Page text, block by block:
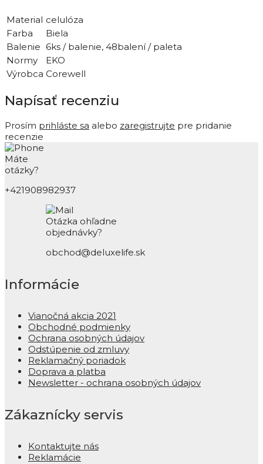
Material celulóza
Farba
Biela
Balenie 6ks / balenie, 48balení / paleta
Normy
EKO
Výrobca Corewell
Napísať recenziu
Prosím prihláste sa alebo zaregistrujte pre pridanie
recenzie
Máte
otázky?
+421908982937
Otázka ohľadne
objednávky?
obchod@deluxelife.sk
Informácie
Vianočná akcia 2021
Obchodné podmienky
Ochrana osobných údajov
Odstúpenie od zmluvy
Reklamačný poriadok
Doprava a platba
Newsletter - ochrana osobných údajov
Zákaznícky servis
Kontaktujte nás
Reklamácie